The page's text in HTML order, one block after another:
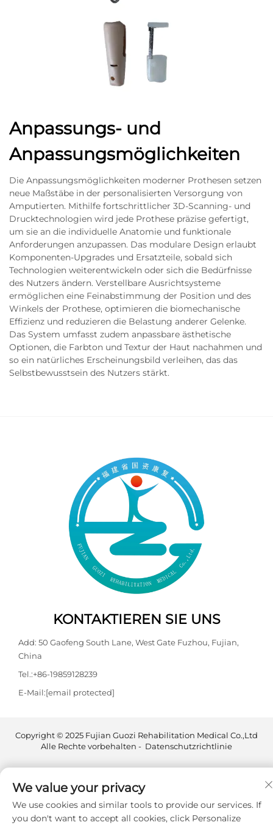
Anpassungs- und
Anpassungsmöglichkeiten
Die Anpassungsmöglichkeiten moderner Prothesen setzen
neue Maßstäbe in der personalisierten Versorgung von
Amputierten. Mithilfe fortschrittlicher 3D-Scanning- und
Drucktechnologien wird jede Prothese präzise gefertigt,
um sie an die individuelle Anatomie und funktionale
Anforderungen anzupassen. Das modulare Design erlaubt
Komponenten-Upgrades und Ersatzteile, sobald sich
Technologien weiterentwickeln oder sich die Bedürfnisse
des Nutzers ändern. Verstellbare Ausrichtsysteme
ermöglichen eine Feinabstimmung der Position und des
Winkels der Prothese, optimieren die biomechanische
Effizienz und reduzieren die Belastung anderer Gelenke.
Das System umfasst zudem anpassbare ästhetische
Optionen, die Farbton und Textur der Haut nachahmen und
so ein natürliches Erscheinungsbild verleihen, das das
Selbstbewusstsein des Nutzers stärkt.
KONTAKTIEREN SIE UNS
Add: 50 Gaofeng South Lane, West Gate Fuzhou, Fujian,
China
Tel.:+86-19859128239
E-Mail:[email protected]
Copyright © 2025 Fujian Guozi Rehabilitation Medical Co.,Ltd
Alle Rechte vorbehalten - Datenschutzrichtlinie
We value your privacy
We use cookies and similar tools to provide our services. If
you don't want to accept all cookies, click Personalize